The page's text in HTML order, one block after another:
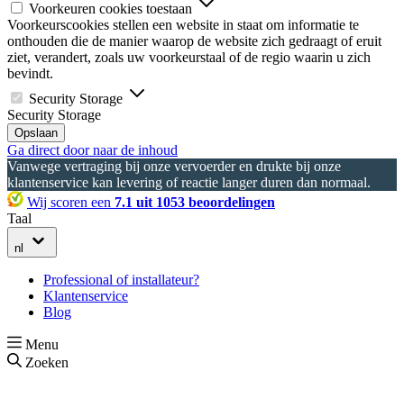
Voorkeuren cookies toestaan
Voorkeurscookies stellen een website in staat om informatie te
onthouden die de manier waarop de website zich gedraagt of eruit
ziet, verandert, zoals uw voorkeurstaal of de regio waarin u zich
bevindt.
Security Storage
Security Storage
Opslaan
Ga direct door naar de inhoud
Vanwege vertraging bij onze vervoerder en drukte bij onze
klantenservice kan levering of reactie langer duren dan normaal.
Wij scoren een 7.1 uit 1053 beoordelingen
Taal
nl
Professional of installateur?
Klantenservice
Blog
Menu
Zoeken